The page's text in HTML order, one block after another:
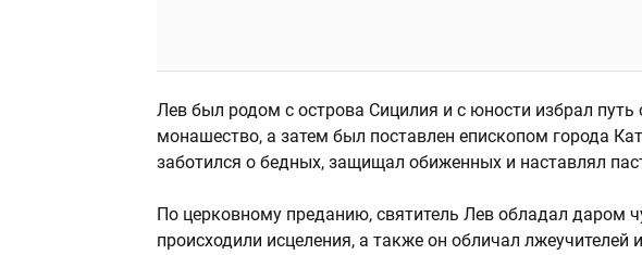
Лев был родом с острова Сицилия и с юности избрал путь
монашество, а затем был поставлен епископом города
заботился о бедных, защищал обиженных и наставлял
По церковному преданию, святитель Лев обладал даром
происходили исцеления, а также он обличал